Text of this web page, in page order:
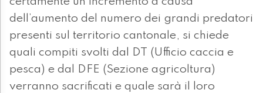
dell’aumento del numero dei grandi predatori
presenti sul territorio cantonale, si chiede
quali compiti svolti dal DT (Ufficio caccia e
pesca) e dal DFE (Sezione agricoltura)
verranno sacrificati e quale sarà il loro